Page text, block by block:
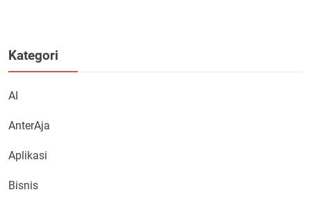
Kategori
AI
AnterAja
Aplikasi
Bisnis